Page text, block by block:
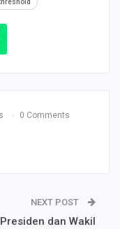
0 Comments
NEXT POST
Presiden dan Wakil